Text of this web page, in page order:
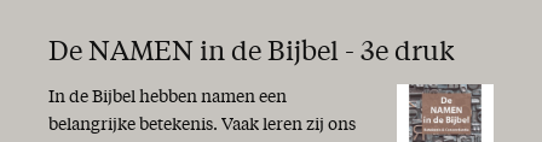
De NAMEN in de Bijbel - 3e druk
In de Bijbel hebben namen een
belangrijke betekenis. Vaak leren zij ons